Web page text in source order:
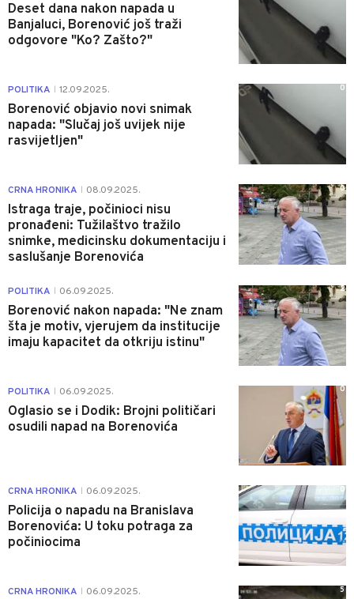
Deset dana nakon napada u
Banjaluci, Borenović još traži
odgovore "Ko? Zašto?"
POLITIKA 12.09.2025.
Borenović objavio novi snimak
napada: "Slučaj još uvijek nije
rasvijetljen"
0
CRNA HRONIKA 08.09.2025.
Istraga traje, počinioci nisu
pronađeni: Tužilaštvo tražilo
snimke, medicinsku dokumentaciju i
saslušanje Borenovića
0
POLITIKA 06.09.2025.
Borenović nakon napada: "Ne znam
šta je motiv, vjerujem da institucije
imaju kapacitet da otkriju istinu"
2
POLITIKA 06.09.2025.
Oglasio se i Dodik: Brojni političari
osudili napad na Borenovića
0
CRNA HRONIKA 06.09.2025.
Policija o napadu na Branislava
Borenovića: U toku potraga za
počiniocima
0
CRNA HRONIKA 06.09.2025. 5